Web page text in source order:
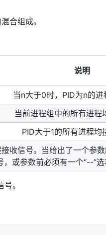
合组成。
说明
当n大于0时，PID为n的进
当前进程组中的所有进程
PID大于1的所有进程均
收信号。当给出了一个参
或参数前必须有一个“--”
。